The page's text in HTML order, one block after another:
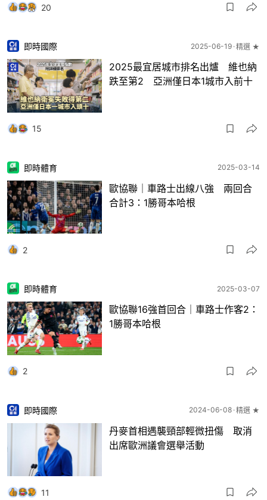
20
即時國際 2025-06-19 精選 ★
2025最宜居城市排名出爐 維也納
跌至第2 亞洲僅日本1城市入前十
15
即時體育 2025-03-14
歐協聯｜車路士出線八強 兩回合
合計3：1勝哥本哈根
2
即時體育 2025-03-07
歐協聯16強首回合｜車路士作客2：
1勝哥本哈根
2
即時國際 2024-06-08 精選 ★
丹麥首相遇襲頸部輕微扭傷 取消
出席歐洲議會選舉活動
11